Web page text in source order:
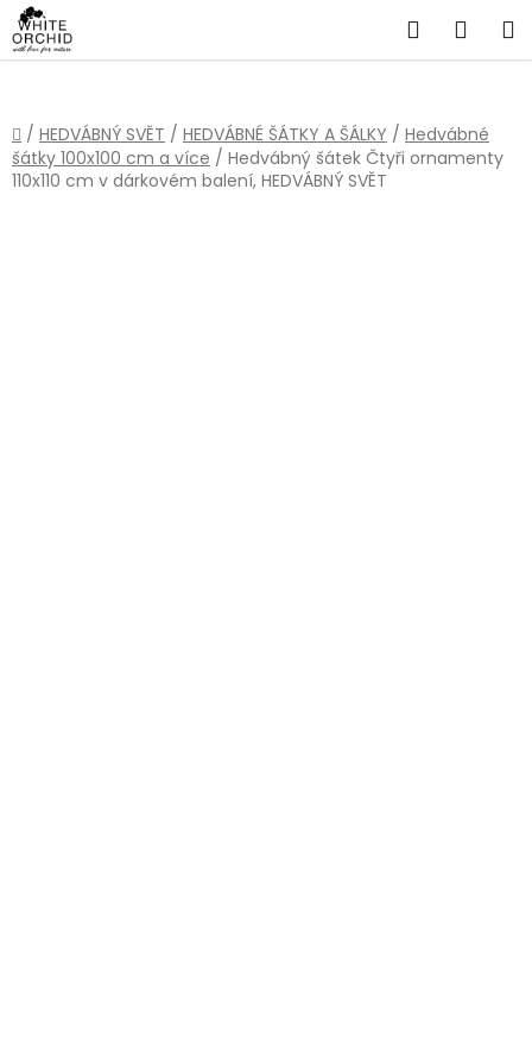
Přejít
na
obsah
Hledat
Domů
/ HEDVÁBNÝ SVĚT / HEDVÁBNÉ ŠÁTKY A ŠÁLKY / Hedvábné
šátky 100x100 cm a více / Hedvábný šátek Čtyři ornamenty
110x110 cm v dárkovém balení, HEDVÁBNÝ SVĚT